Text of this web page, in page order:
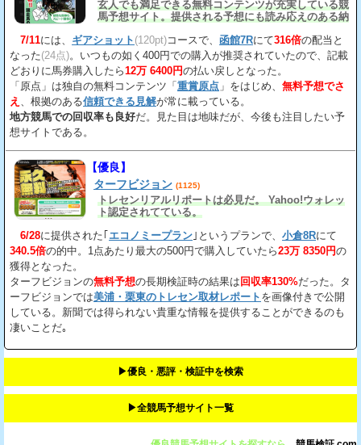
玄人でも満足できる無料コンテンツが充実している競
馬予想サイト。提供される予想にも読み応えのある納
7/11には、 ギアショット (120pt)コースで、 函館7Rにて316倍の配当と
なった(24点)。いつもの如く400円での購入が推奨されていたので、記載
どおりに馬券購入したら12万 6400円の払い戻しとなった。
「原点」は独自の無料コンテンツ「 重賞原点 」をはじめ、 無料予想でさ
え 、根拠のある信頼できる見解が常に載っている。
地方競馬での回収率も良好だ。見た目は地味だが、今後も注目したい予
想サイトである。
【優良】
ターフビジョン (1125)
トレセンリアルリポートは必見だ。 Yahoo!ウォレッ
ト認定されてている。
6/28に提供された｢ エコノミープラン ｣というプランで、 小倉8Rにて
340.5倍の的中。1点あたり最大の500円で購入していたら23万 8350円の
獲得となった。
ターフビジョンの無料予想の長期検証時の結果は 回収率130%だった。タ
ーフビジョンでは美浦・栗東のトレセン取材レポート を画像付きで公開
している。新聞では得られない貴重な情報を提供することができるのも
凄いことだ｡
▶︎優良・悪評・検証中を検索
▶︎全競馬予想サイト一覧